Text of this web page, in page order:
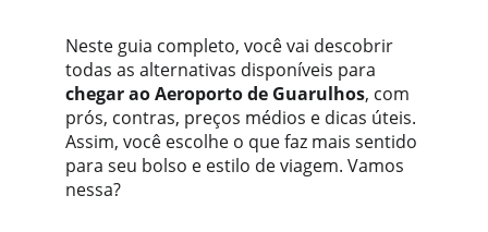
Neste guia completo, você vai descobrir
todas as alternativas disponíveis para
chegar ao Aeroporto de Guarulhos, com
prós, contras, preços médios e dicas úteis.
Assim, você escolhe o que faz mais sentido
para seu bolso e estilo de viagem. Vamos
nessa?